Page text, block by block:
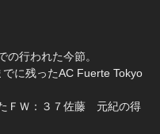
行われた今節。
に残ったAC Fuerte Tokyo
ＦＷ：３７佐藤 元紀の得